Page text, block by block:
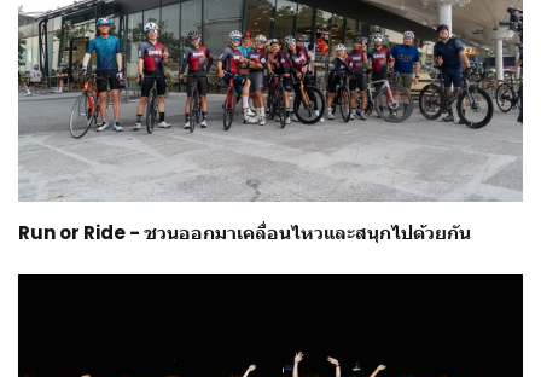
Run or Ride - ชวนออกมาเคลื่อนไหวและสนุกไปด้วยกัน